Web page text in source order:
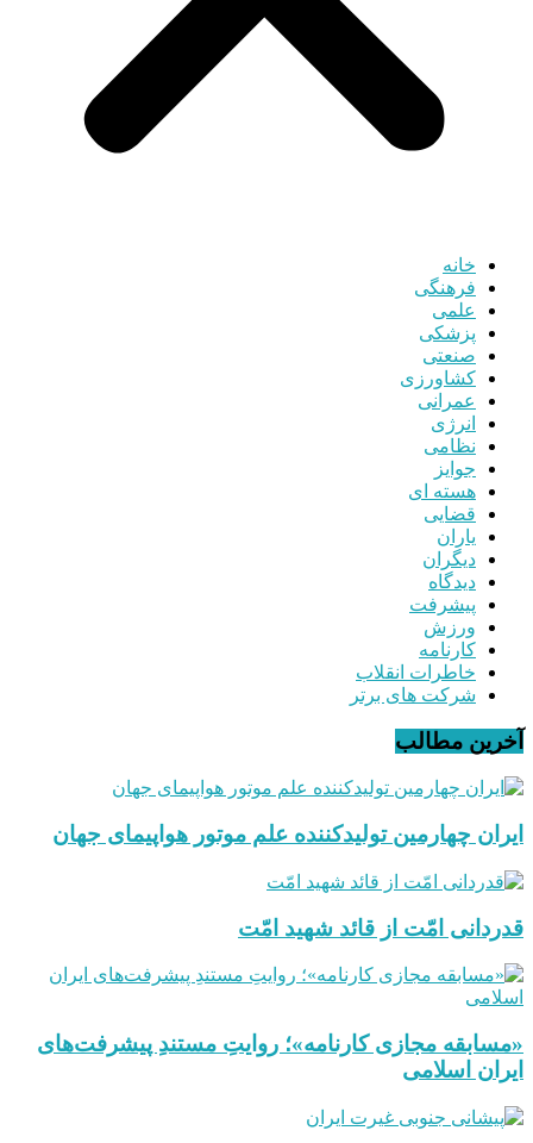
خانه
فرهنگی
علمی
پزشکی
صنعتی
کشاورزی
عمرانی
انرژی
نظامی
جوایز
هسته ای
قضایی
یاران
دیگران
دیدگاه
پیشرفت
ورزش
کارنامه
خاطرات انقلاب
شرکت های برتر
آخرین مطالب
ایران چهارمین تولیدکننده علم موتور هواپیمای جهان
قدردانی امّت از قائد شهید امّت
«مسابقه مجازی کارنامه»؛ روایتِ مستندِ پیشرفت‌های
ایران اسلامی